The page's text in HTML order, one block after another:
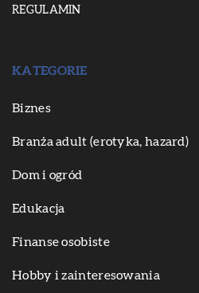
REGULAMIN
KATEGORIE
Biznes
Branża adult (erotyka, hazard)
Dom i ogród
Edukacja
Finanse osobiste
Hobby i zainteresowania